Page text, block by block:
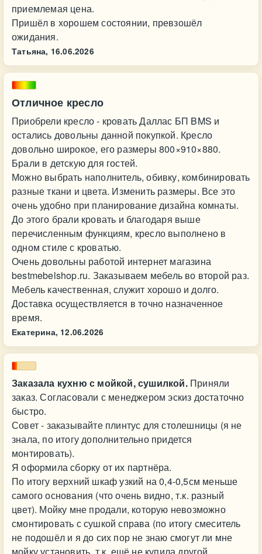
приемлемая цена.
Пришёл в хорошем состоянии, превзошёл
ожидания.
Татьяна, 16.06.2026
Отличное кресло
Приобрели кресло - кровать Даллас БП BMS и
остались довольны данной покупкой. Кресло
довольно широкое, его размеры 800×910×880.
Брали в детскую для гостей.
Можно выбрать наполнитель, обивку, комбинировать
разные ткани и цвета. Изменить размеры. Все это
очень удобно при планирование дизайна комнаты.
До этого брали кровать и благодаря выше
перечисленным функциям, кресло выполнено в
одном стиле с кроватью.
Очень довольны работой интернет магазина
bestmebelshop.ru. Заказываем мебель во второй раз.
Мебель качественная, служит хорошо и долго.
Доставка осуществляется в точно назначенное
время.
Екатерина, 12.06.2026
Заказала кухню с мойкой, сушилкой.Приняли
заказ. Согласовали с менеджером эскиз достаточно
быстро.
Совет - заказывайте плинтус для столешницы (я не
знала, по итогу дополнительно придется
монтировать).
Я оформила сборку от их партнёра.
По итогу верхний шкаф узкий на 0,4-0,5см меньше
самого основания (что очень видно, т.к. разный
цвет). Мойку мне продали, которую невозможно
смонтировать с сушкой справа (по итогу смеситель
не подошёл и я до сих пор не знаю смогут ли мне